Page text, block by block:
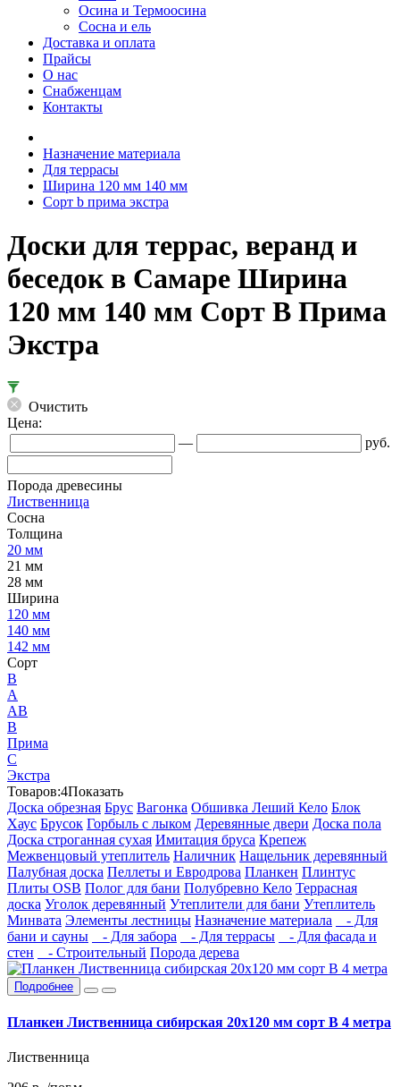
Осина и Термоосина
Сосна и ель
Доставка и оплата
Прайсы
О нас
Снабженцам
Контакты
Назначение материала
Для террасы
Ширина 120 мм 140 мм
Сорт b прима экстра
Доски для террас, веранд и
беседок в Самаре Ширина
120 мм 140 мм Сорт B Прима
Экстра
Очистить
Цена:
—
руб.
Порода древесины
Лиственница
Сосна
Толщина
20 мм
21 мм
28 мм
Ширина
120 мм
140 мм
142 мм
Сорт
B
А
АВ
В
Прима
С
Экстра
Товаров:4Показать
Доска обрезная Брус Вагонка Обшивка Леший Кело Блок
Хаус Брусок Горбыль с лыком Деревянные двери Доска пола
Доска строганная сухая Имитация бруса Крепеж
Межвенцовый утеплитель Наличник Нащельник деревянный
Палубная доска Пеллеты и Евродрова Планкен Плинтус
Плиты OSB Полог для бани Полубревно Кело Террасная
доска Уголок деревянный Утеплители для бани Утеплитель
Минвата Элементы лестницы Назначение материала
- Для
бани и сауны
- Для забора - Для террасы
- Для фасада и
стен
- Строительный Порода дерева
Подробнее
Планкен Лиственница сибирская 20x120 мм сорт В 4 метра
Лиственница